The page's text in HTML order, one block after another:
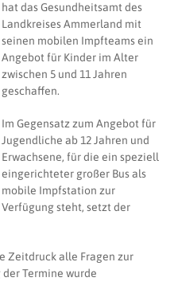
hat das Gesundheitsamt des
Landkreises Ammerland mit
seinen mobilen Impfteams ein
Angebot für Kinder im Alter
zwischen 5 und 11 Jahren
geschaffen.
Im Gegensatz zum Angebot für
Jugendliche ab 12 Jahren und
Erwachsene, für die ein speziell
eingerichteter großer Bus als
mobile Impfstation zur
Verfügung steht, setzt der
Zeitdruck alle Fragen zur
Termine wurde